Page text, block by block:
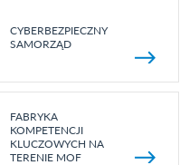
CYBERBEZPIECZNY
SAMORZĄD
FABRYKA
KOMPETENCJI
KLUCZOWYCH NA
TERENIE MOF